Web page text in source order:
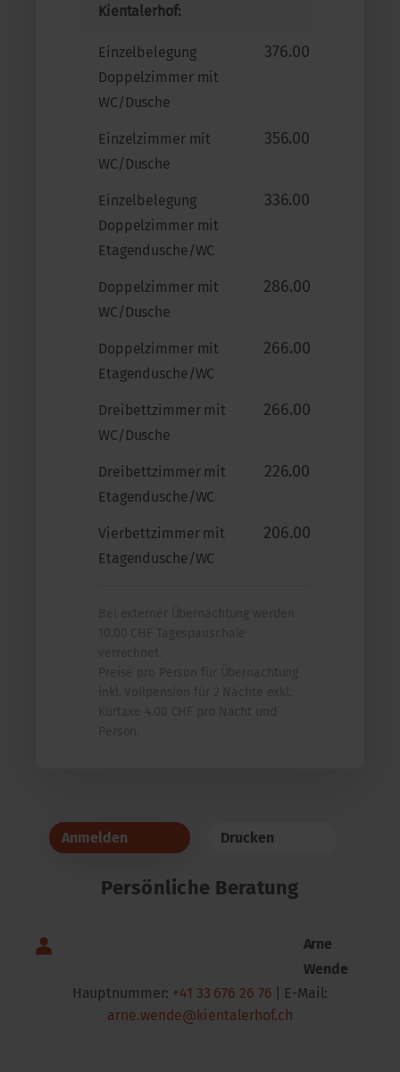
Kientalerhof:
Einzelbelegung
Doppelzimmer mit
WC/Dusche
376.00
Einzelzimmer mit
WC/Dusche
356.00
Einzelbelegung
Doppelzimmer mit
Etagendusche/WC
336.00
Doppelzimmer mit
WC/Dusche
286.00
Doppelzimmer mit
Etagendusche/WC
266.00
Dreibettzimmer mit
WC/Dusche
266.00
Dreibettzimmer mit
Etagendusche/WC
226.00
Vierbettzimmer mit
Etagendusche/WC
206.00
Anmelden Drucken
Persönliche Beratung
Arne
Wende
Hauptnummer: +41 33 676 26 76 | E-Mail:
arne.wende@kientalerhof.ch